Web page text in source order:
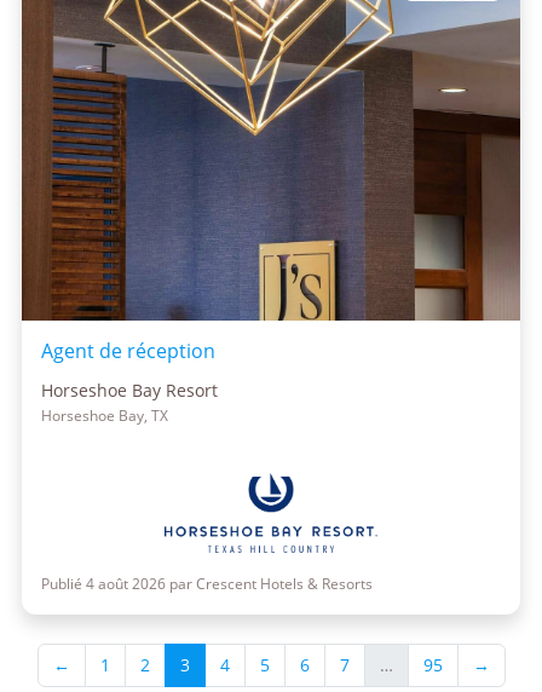
Agent de réception
Horseshoe Bay Resort
Horseshoe Bay, TX
Publié 4 août 2026 par Crescent Hotels & Resorts
← 1 2 3 4 5 6 7 … 95 →